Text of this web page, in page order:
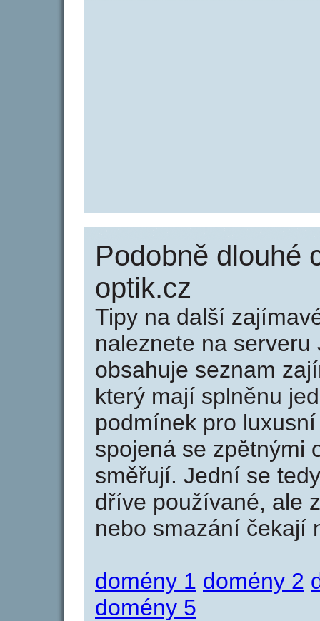
Podobně dlouhé
optik.cz
Tipy na další
naleznete na serveru
obsahuje seznam
který mají splněnu
podmínek pro
spojená se zpětnými
směřují. Jední se
dříve používané, ale
nebo smazání čekají
domény 1 domény 2
domény 5